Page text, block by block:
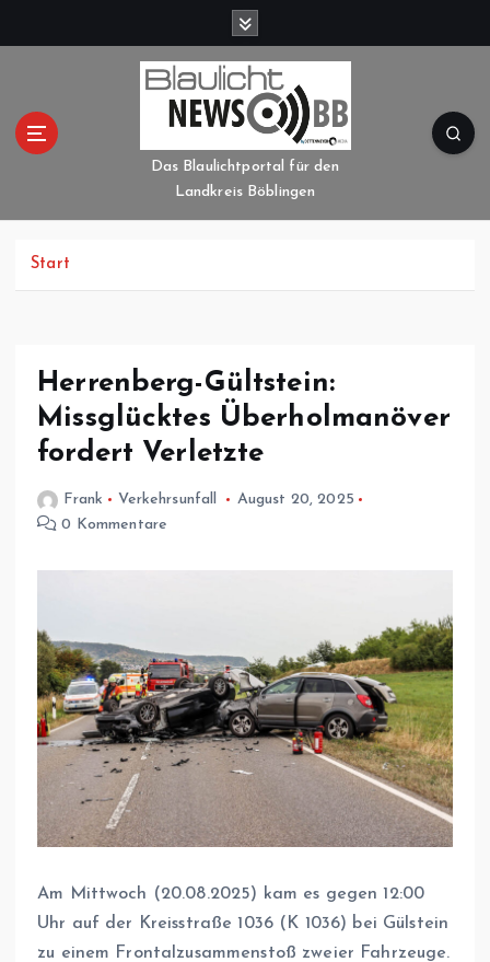
Das Blaulichtportal für den
Landkreis Böblingen
Start
Herrenberg-Gültstein:
Missglücktes Überholmanöver
fordert Verletzte
Frank Verkehrsunfall
August 20, 2025
0 Kommentare
Am Mittwoch (20.08.2025) kam es gegen 12:00
Uhr auf der Kreisstraße 1036 (K 1036) bei Gülstein
zu einem Frontalzusammenstoß zweier Fahrzeuge.